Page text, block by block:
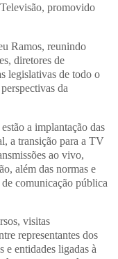
promovido
Ramos, reunindo
diretores de
legislativas de todo o
da
a implantação das
a transição para a TV
ao vivo,
além das normas e
comunicação pública
visitas
representantes dos
e entidades ligadas à